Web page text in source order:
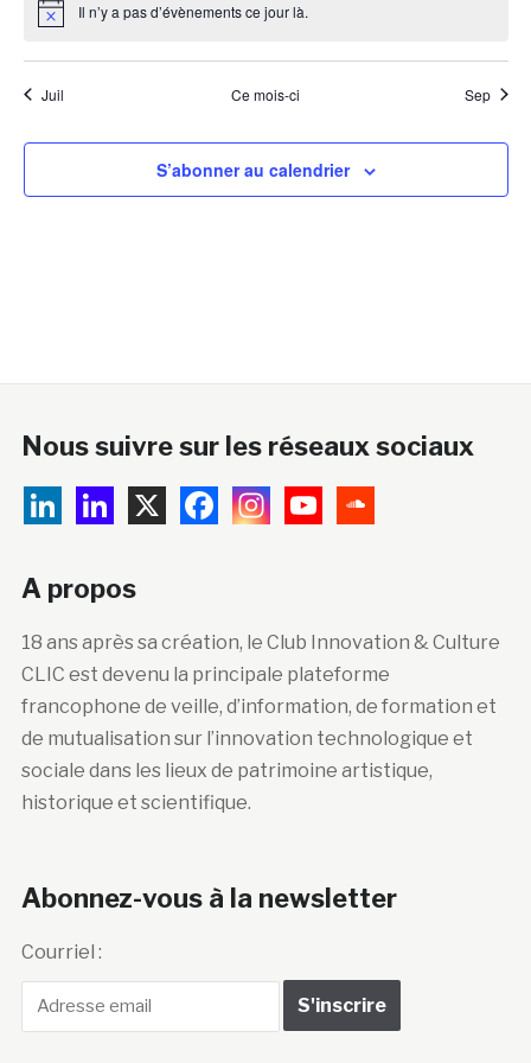
Notice Il n’y a pas d’évènements ce jour là.
Juil Ce mois-ci Sep
S’abonner au calendrier
Nous suivre sur les réseaux sociaux
A propos
18 ans après sa création, le Club Innovation & Culture
CLIC est devenu la principale plateforme
francophone de veille, d’information, de formation et
de mutualisation sur l’innovation technologique et
sociale dans les lieux de patrimoine artistique,
historique et scientifique.
Abonnez-vous à la newsletter
Courriel :